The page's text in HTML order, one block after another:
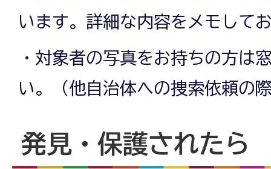
います。詳細な内容をメモして
・対象者の写真をお持ちの方は
い。（他自治体への捜索依頼の
発見・保護されたら